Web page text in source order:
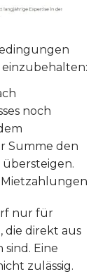
noch
Summe den
Mietzahlungen
nur für
die direkt aus
Eine
zulässig.